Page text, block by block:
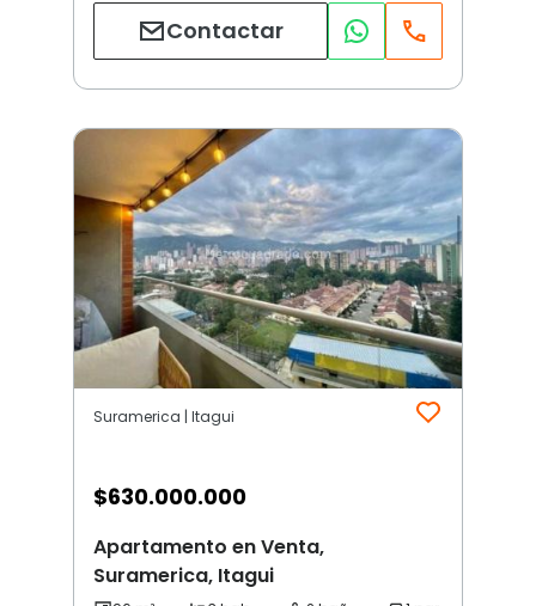
Contactar
Suramerica | Itagui
$630.000.000
Apartamento en Venta,
Suramerica, Itagui